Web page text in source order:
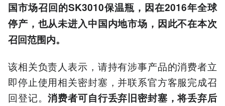
国市场召回的SK3010保温瓶，因在2016年全球
停产，也从未进入中国内地市场，因此不在本次
召回范围内。
该相关负责人表示，请持有涉事产品的消费者立
即停止使用相关密封塞，并联系官方客服完成召
回登记。消费者可自行丢弃旧密封塞，将丢弃后